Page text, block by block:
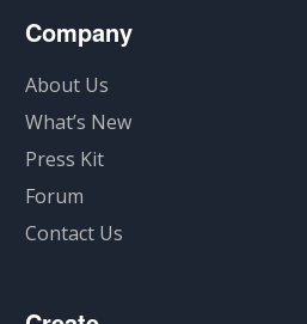
Company
About Us
What’s New
Press Kit
Forum
Contact Us